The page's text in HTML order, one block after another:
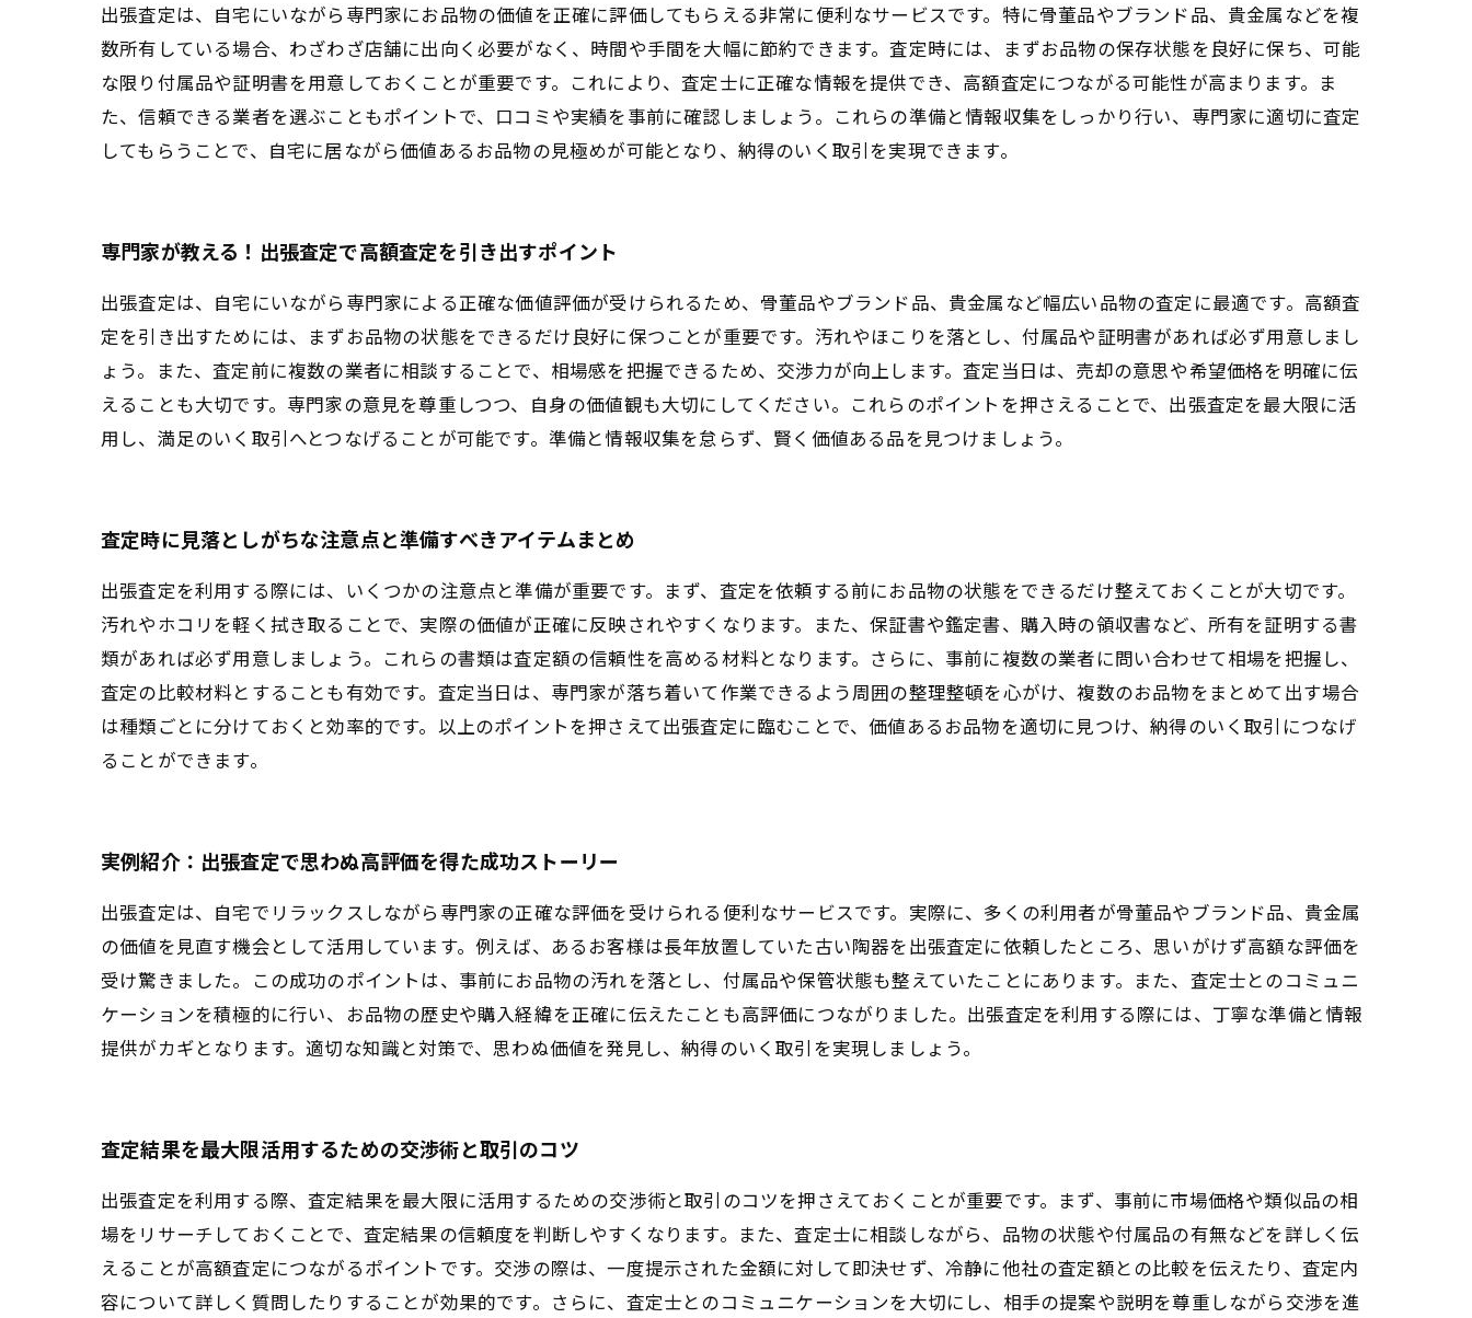
出張査定は、自宅にいながら専門家にお品物の価値を正確に評価してもらえる非常に便利なサービスです。特に骨董品やブランド品、貴金属などを複
数所有している場合、わざわざ店舗に出向く必要がなく、時間や手間を大幅に節約できます。査定時には、まずお品物の保存状態を良好に保ち、可能
な限り付属品や証明書を用意しておくことが重要です。これにより、査定士に正確な情報を提供でき、高額査定につながる可能性が高まります。ま
た、信頼できる業者を選ぶこともポイントで、口コミや実績を事前に確認しましょう。これらの準備と情報収集をしっかり行い、専門家に適切に査定
してもらうことで、自宅に居ながら価値あるお品物の見極めが可能となり、納得のいく取引を実現できます。
専門家が教える！出張査定で高額査定を引き出すポイント
出張査定は、自宅にいながら専門家による正確な価値評価が受けられるため、骨董品やブランド品、貴金属など幅広い品物の査定に最適です。高額査
定を引き出すためには、まずお品物の状態をできるだけ良好に保つことが重要です。汚れやほこりを落とし、付属品や証明書があれば必ず用意しまし
ょう。また、査定前に複数の業者に相談することで、相場感を把握できるため、交渉力が向上します。査定当日は、売却の意思や希望価格を明確に伝
えることも大切です。専門家の意見を尊重しつつ、自身の価値観も大切にしてください。これらのポイントを押さえることで、出張査定を最大限に活
用し、満足のいく取引へとつなげることが可能です。準備と情報収集を怠らず、賢く価値ある品を見つけましょう。
査定時に見落としがちな注意点と準備すべきアイテムまとめ
出張査定を利用する際には、いくつかの注意点と準備が重要です。まず、査定を依頼する前にお品物の状態をできるだけ整えておくことが大切です。
汚れやホコリを軽く拭き取ることで、実際の価値が正確に反映されやすくなります。また、保証書や鑑定書、購入時の領収書など、所有を証明する書
類があれば必ず用意しましょう。これらの書類は査定額の信頼性を高める材料となります。さらに、事前に複数の業者に問い合わせて相場を把握し、
査定の比較材料とすることも有効です。査定当日は、専門家が落ち着いて作業できるよう周囲の整理整頓を心がけ、複数のお品物をまとめて出す場合
は種類ごとに分けておくと効率的です。以上のポイントを押さえて出張査定に臨むことで、価値あるお品物を適切に見つけ、納得のいく取引につなげ
ることができます。
実例紹介：出張査定で思わぬ高評価を得た成功ストーリー
出張査定は、自宅でリラックスしながら専門家の正確な評価を受けられる便利なサービスです。実際に、多くの利用者が骨董品やブランド品、貴金属
の価値を見直す機会として活用しています。例えば、あるお客様は長年放置していた古い陶器を出張査定に依頼したところ、思いがけず高額な評価を
受け驚きました。この成功のポイントは、事前にお品物の汚れを落とし、付属品や保管状態も整えていたことにあります。また、査定士とのコミュニ
ケーションを積極的に行い、お品物の歴史や購入経緯を正確に伝えたことも高評価につながりました。出張査定を利用する際には、丁寧な準備と情報
提供がカギとなります。適切な知識と対策で、思わぬ価値を発見し、納得のいく取引を実現しましょう。
査定結果を最大限活用するための交渉術と取引のコツ
出張査定を利用する際、査定結果を最大限に活用するための交渉術と取引のコツを押さえておくことが重要です。まず、事前に市場価格や類似品の相
場をリサーチしておくことで、査定結果の信頼度を判断しやすくなります。また、査定士に相談しながら、品物の状態や付属品の有無などを詳しく伝
えることが高額査定につながるポイントです。交渉の際は、一度提示された金額に対して即決せず、冷静に他社の査定額との比較を伝えたり、査定内
容について詳しく質問したりすることが効果的です。さらに、査定士とのコミュニケーションを大切にし、相手の提案や説明を尊重しながら交渉を進